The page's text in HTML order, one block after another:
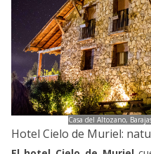
Casa del Altozano,
Hotel Cielo de Muriel: